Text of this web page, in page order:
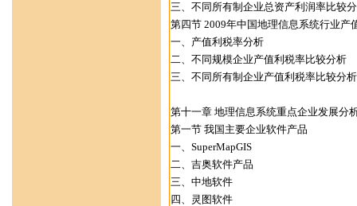
三、不同所有制企业总资产利润率比较
第四节 2009年中国地理信息系统行业产
一、产值利税率分析
二、不同规模企业产值利税率比较分析
三、不同所有制企业产值利税率比较分析
第十一章 地理信息系统重点企业发展分
第一节 我国主要企业软件产品
一、SuperMapGIS
二、吉奥软件产品
三、中地软件
四、灵图软件